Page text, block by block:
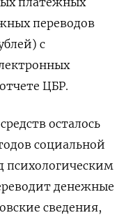
переводов
с
ЦБР.
осталось
социальной
психологическим
денежные
сведения,